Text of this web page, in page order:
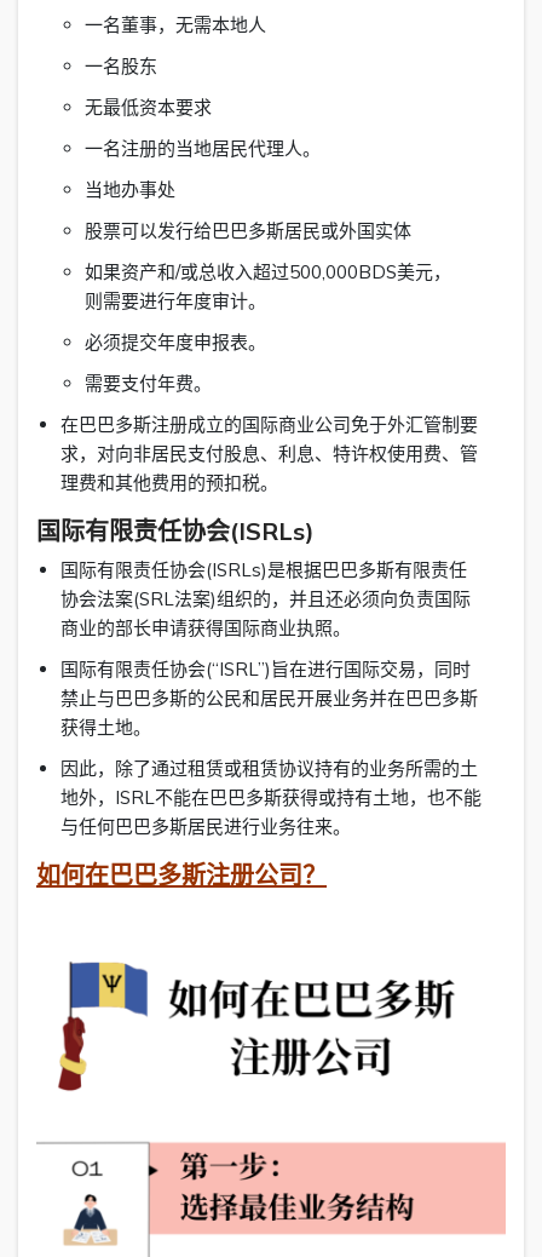
一名董事，无需本地人
一名股东
无最低资本要求
一名注册的当地居民代理人。
当地办事处
股票可以发行给巴巴多斯居民或外国实体
如果资产和/或总收入超过500,000BDS美元，
则需要进行年度审计。
必须提交年度申报表。
需要支付年费。
在巴巴多斯注册成立的国际商业公司免于外汇管制要
求，对向非居民支付股息、利息、特许权使用费、管
理费和其他费用的预扣税。
国际有限责任协会(ISRLs)
国际有限责任协会(ISRLs)是根据巴巴多斯有限责任
协会法案(SRL法案)组织的，并且还必须向负责国际
商业的部长申请获得国际商业执照。
国际有限责任协会(“ISRL”)旨在进行国际交易，同时
禁止与巴巴多斯的公民和居民开展业务并在巴巴多斯
获得土地。
因此，除了通过租赁或租赁协议持有的业务所需的土
地外，ISRL不能在巴巴多斯获得或持有土地，也不能
与任何巴巴多斯居民进行业务往来。
如何在巴巴多斯注册公司？